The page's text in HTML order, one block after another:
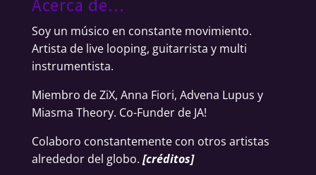
Acerca de…
Soy un músico en constante movimiento.
Artista de live looping, guitarrista y multi
instrumentista.
Miembro de ZiX, Anna Fiori, Advena Lupus y
Miasma Theory. Co-Funder de JA!
Colaboro constantemente con otros artistas
alrededor del globo. [créditos]